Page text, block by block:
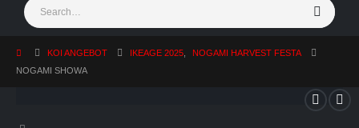
KOI ANGEBOT IKEAGE 2025
NOGAMI HARVEST FESTA
NOGAMI SHOWA